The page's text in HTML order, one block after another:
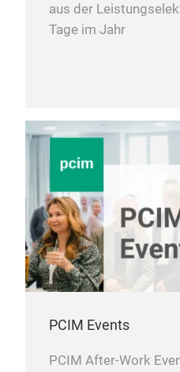
aus der
Tage im Jahr
PCIM Events
PCIM After-Work